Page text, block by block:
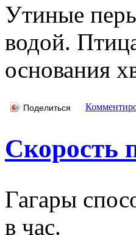
Утиные
водой.
основания
Поделиться
Скорость
Гагары
в час.